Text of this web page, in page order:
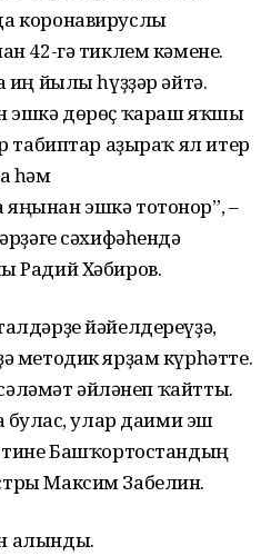
коронавируслы
42-гә тиклем кәмене.
иң йылы һүҙҙәр әйтә.
эшкә дөрөҫ ҡараш яҡшы
табиптар аҙыраҡ ял итер
һәм
эшкә тотонор”, –
сәхифәһендә
Радий Хәбиров.
йәйелдереүҙә,
методик ярҙам күрһәтте.
әйләнеп ҡайтты.
булғас, улар даими эш
Башҡортостандың
Максим Забелин.
алынды.